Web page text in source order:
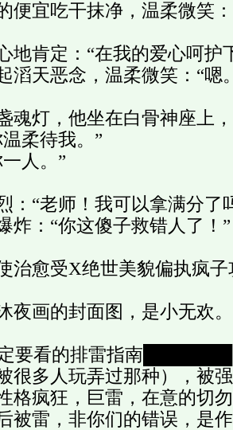
便宜吃干抹净，温柔微笑
地肯定：“在我的爱心呵护
滔天恶念，温柔微笑：“嗯
魂灯，他坐在白骨神座上
柔待我。”
人。”
：“老师！我可以拿满分了
炸：“你这傻子救错人了！”
治愈受X绝世美貌偏执疯
夜画的封面图，是小无欢。
要看的排雷指南███████
很多人玩弄过那种），被
格疯狂，巨雷，在意的切
被雷，非你们的错误，是